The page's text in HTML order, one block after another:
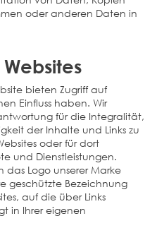
oder anderen Daten in
bieten Zugriff auf
Einfluss haben. Wir
für die Integralität,
der Inhalte und Links zu
oder für dort
und Dienstleistungen.
das Logo unserer Marke
geschützte Bezeichnung
auf die über Links
in Ihrer eigenen